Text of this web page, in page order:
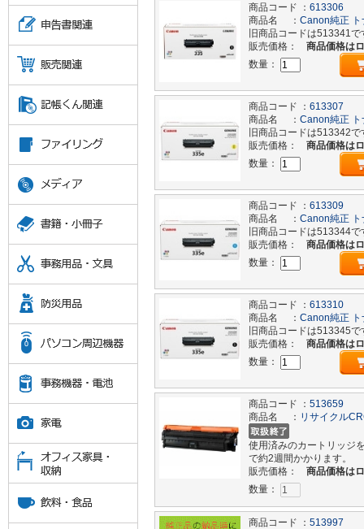
商品コード ： 613306
商品名 ： Canon純正
旧商品コードは513341で
販売価格：
商品価格は
数量：
商品コード ： 613307
商品名 ： Canon純正
旧商品コードは513342で
販売価格：
商品価格は
数量：
商品コード ： 613309
商品名 ： Canon純正
旧商品コードは513344で
販売価格：
商品価格は
数量：
商品コード ： 613310
商品名 ： Canon純正
旧商品コードは513345で
販売価格：
商品価格は
数量：
商品コード ： 513659
商品名 ： リサイクル
使用済みのカートリッジ
で約2週間かかります。
販売価格：
商品価格は
数量：
商品コード ： 513997